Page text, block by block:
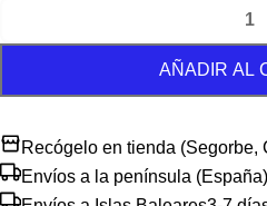
AÑADIR AL
Recógelo en tienda (Segorbe,
Envíos a la península (España)